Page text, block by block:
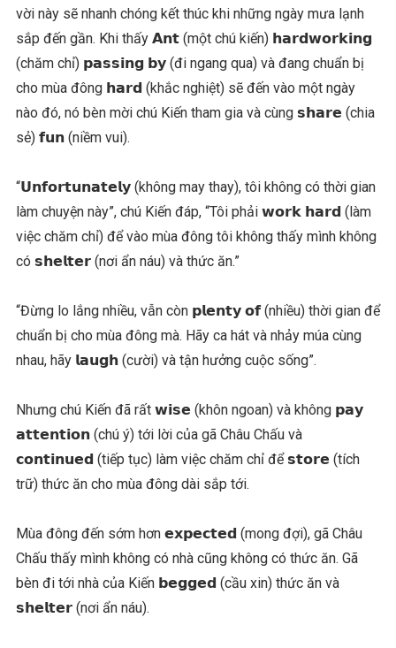
vời này sẽ nhanh chóng kết thúc khi những ngày mưa lạnh
sắp đến gần. Khi thấy 𝗔𝗻𝘁 (một chú kiến) 𝗵𝗮𝗿𝗱𝘄𝗼𝗿𝗸𝗶𝗻𝗴
(chăm chỉ) 𝗽𝗮𝘀𝘀𝗶𝗻𝗴 𝗯𝘆 (đi ngang qua) và đang chuẩn bị
cho mùa đông 𝗵𝗮𝗿𝗱 (khắc nghiệt) sẽ đến vào một ngày
nào đó, nó bèn mời chú Kiến tham gia và cùng 𝘀𝗵𝗮𝗿𝗲 (chia
sẻ) 𝗳𝘂𝗻 (niềm vui).
“𝗨𝗻𝗳𝗼𝗿𝘁𝘂𝗻𝗮𝘁𝗲𝗹𝘆 (không may thay), tôi không có thời gian
làm chuyện này”, chú Kiến đáp, “Tôi phải 𝘄𝗼𝗿𝗸 𝗵𝗮𝗿𝗱 (làm
việc chăm chỉ) để vào mùa đông tôi không thấy mình không
có 𝘀𝗵𝗲𝗹𝘁𝗲𝗿 (nơi ẩn náu) và thức ăn.”
“Đừng lo lắng nhiều, vẫn còn 𝗽𝗹𝗲𝗻𝘁𝘆 𝗼𝗳 (nhiều) thời gian để
chuẩn bị cho mùa đông mà. Hãy ca hát và nhảy múa cùng
nhau, hãy 𝗹𝗮𝘂𝗴𝗵 (cười) và tận hưởng cuộc sống”.
Nhưng chú Kiến đã rất 𝘄𝗶𝘀𝗲 (khôn ngoan) và không 𝗽𝗮𝘆
𝗮𝘁𝘁𝗲𝗻𝘁𝗶𝗼𝗻 (chú ý) tới lời của gã Châu Chấu và
𝗰𝗼𝗻𝘁𝗶𝗻𝘂𝗲𝗱 (tiếp tục) làm việc chăm chỉ để 𝘀𝘁𝗼𝗿𝗲 (tích
trữ) thức ăn cho mùa đông dài sắp tới.
Mùa đông đến sớm hơn 𝗲𝘅𝗽𝗲𝗰𝘁𝗲𝗱 (mong đợi), gã Châu
Chấu thấy mình không có nhà cũng không có thức ăn. Gã
bèn đi tới nhà của Kiến 𝗯𝗲𝗴𝗴𝗲𝗱 (cầu xin) thức ăn và
𝘀𝗵𝗲𝗹𝘁𝗲𝗿 (nơi ẩn náu).